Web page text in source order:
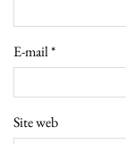
E-mail*
Site web